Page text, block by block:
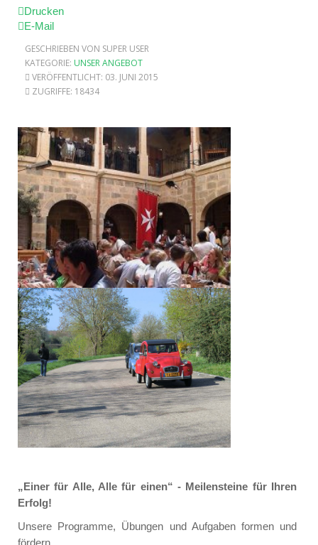
Drucken
E-Mail
GESCHRIEBEN VON SUPER USER
KATEGORIE: UNSER ANGEBOT
VERÖFFENTLICHT: 03. JUNI 2015
ZUGRIFFE: 18434
„Einer für Alle, Alle für einen“ - Meilensteine für Ihren
Erfolg!
Unsere Programme, Übungen und Aufgaben formen und
fördern